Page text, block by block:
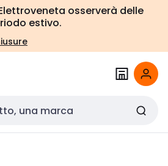
osserverà delle
estivo.